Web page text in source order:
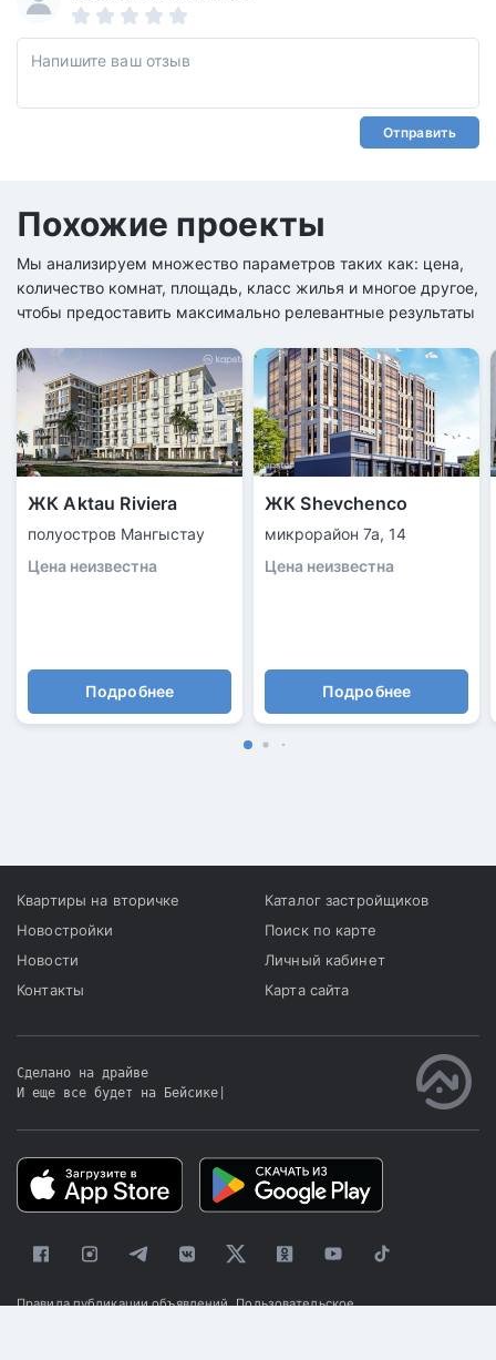
Отправить
Похожие проекты
Мы анализируем множество параметров таких как: цена,
количество комнат, площадь, класс жилья и многое другое,
чтобы предоставить максимально релевантные результаты
ЖК Aktau Riviera
полуостров Мангыстау
Цена неизвестна
Подробнее
ЖК Shevchenco
микрорайон 7а, 14
Цена неизвестна
Подробнее
Квартиры на вторичке
Новостройки
Новости
Контакты
Каталог застройщиков
Поиск по карте
Личный кабинет
Карта сайта
Сделано на драйве
И еще все будет на Бейсике
Правила публикации объявлений Пользовательское